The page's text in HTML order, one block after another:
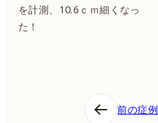
を計測、10.6ｃｍ細くなっ
た！
前の症例